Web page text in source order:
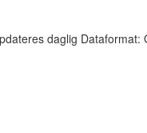
daglig Dataformat: